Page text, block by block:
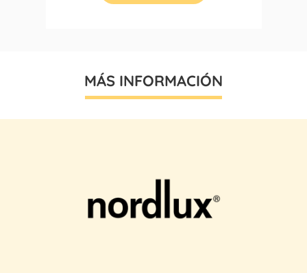
MÁS INFORMACIÓN